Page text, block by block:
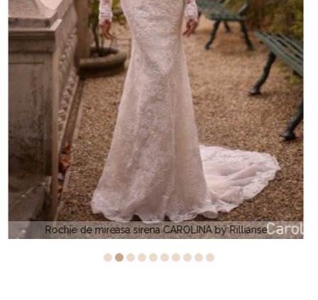
Rochia de mireasa MERYEM by Rillianse